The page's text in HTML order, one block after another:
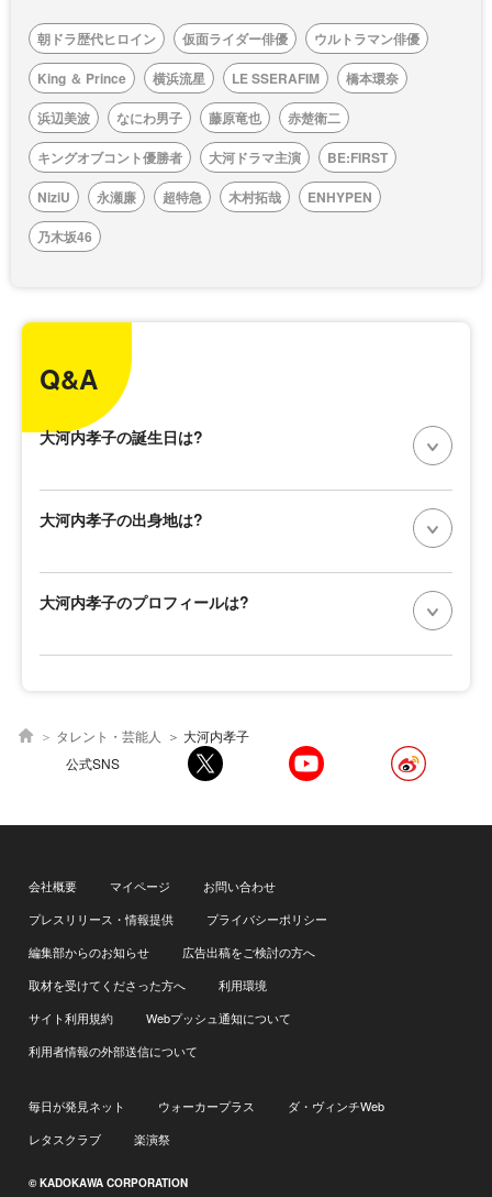
朝ドラ歴代ヒロイン 仮面ライダー俳優
ウルトラマン俳優
King ＆ Prince
横浜流星 LE SSERAFIM
橋本環奈
浜辺美波
なにわ男子 藤原竜也
赤楚衛二
キングオブコント優勝者
大河ドラマ主演
BE:FIRST
NiziU
永瀬廉 超特急 木村拓哉
ENHYPEN
乃木坂46
Q&A
大河内孝子の誕生日は?
大河内孝子の出身地は?
大河内孝子のプロフィールは?
タレント・芸能人
大河内孝子
公式SNS
会社概要 マイページ
お問い合わせ
プレスリリース・情報提供
プライバシーポリシー
編集部からのお知らせ
広告出稿をご検討の方へ
取材を受けてくださった方へ
利用環境
サイト利用規約
Webプッシュ通知について
利用者情報の外部送信について
毎日が発見ネット ウォーカープラス
ダ・ヴィンチWeb
レタスクラブ
楽演祭
© KADOKAWA CORPORATION